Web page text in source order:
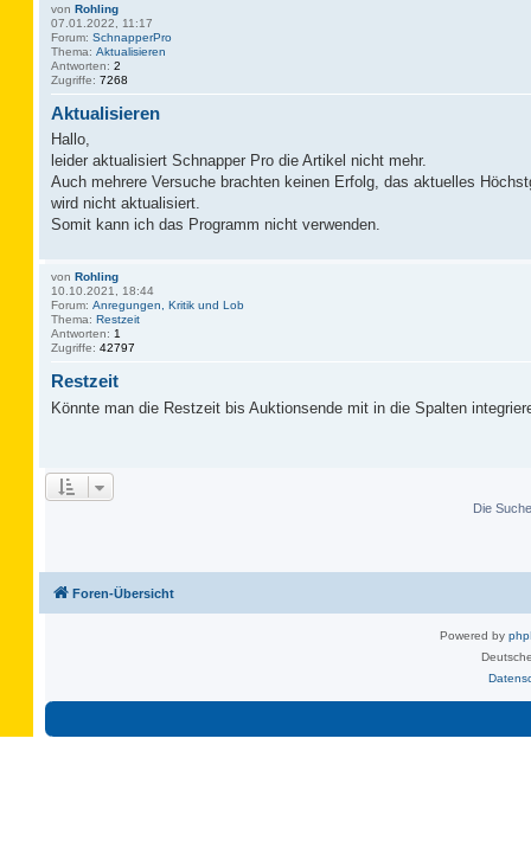
von Rohling
07.01.2022, 11:17
Forum: SchnapperPro
Thema: Aktualisieren
Antworten: 2
Zugriffe: 7268
Aktualisieren
Hallo,
leider aktualisiert Schnapper Pro die Artikel nicht mehr.
Auch mehrere Versuche brachten keinen Erfolg, das aktuelles
wird nicht aktualisiert.
Somit kann ich das Programm nicht verwenden.
von Rohling
10.10.2021, 18:44
Forum: Anregungen, Kritik und Lob
Thema: Restzeit
Antworten: 1
Zugriffe: 42797
Restzeit
Könnte man die Restzeit bis Auktionsende mit in die Spalten
Die
Foren-Übersicht
Powered by